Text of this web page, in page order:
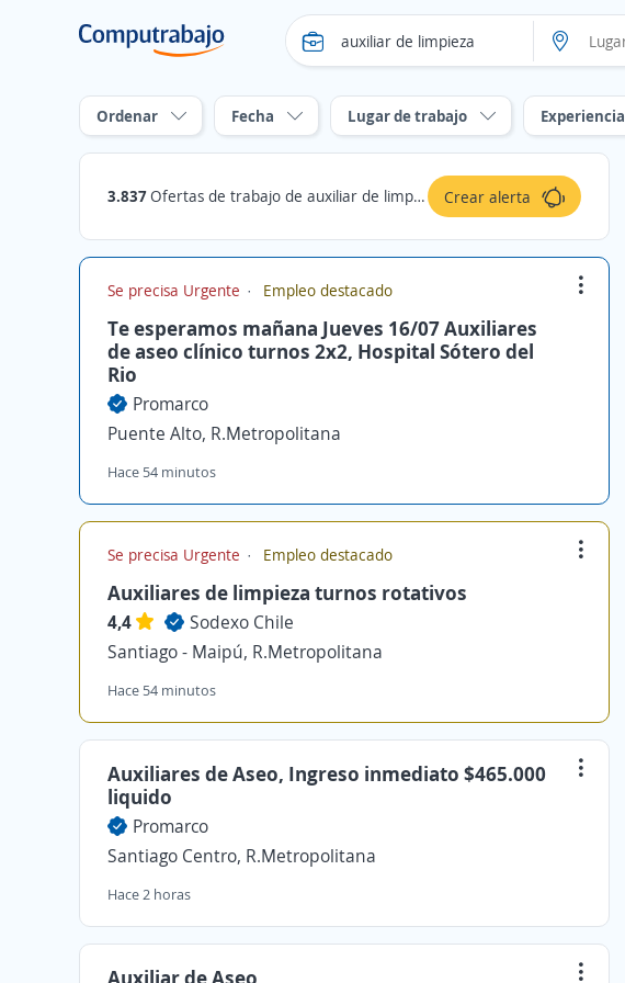
Ordenar Fecha Lugar de trabajo Experiencia
3.837Ofertas de trabajo de auxiliar de limpieza en Chile Crear alerta
Se precisa Urgente Empleo destacado
Te esperamos mañana Jueves 16/07 Auxiliares
de aseo clínico turnos 2x2, Hospital Sótero del
Rio
Promarco
Puente Alto, R.Metropolitana
Hace 54 minutos
Se precisa Urgente Empleo destacado
Auxiliares de limpieza turnos rotativos
4,4
Sodexo Chile
Santiago - Maipú, R.Metropolitana
Hace 54 minutos
Auxiliares de Aseo, Ingreso inmediato $465.000
liquido
Promarco
Santiago Centro, R.Metropolitana
Hace 2 horas
Auxiliar de Aseo